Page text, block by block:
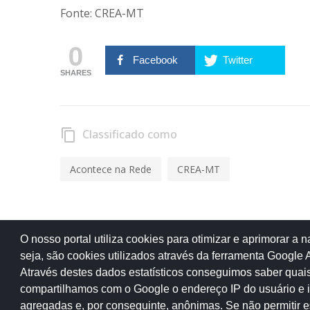
Fonte: CREA-MT
0
SHARES
Facebook Twitter
content_copy Classificado como
Acontece na Rede CREA-MT
Anterior
Lançado pelo TCE-RO e-book com artigos inéditos selecionados em concurso
O nosso portal utiliza cookies para otimizar e aprimorar a
seja, são cookies utilizados através da ferramenta
Através destes dados estatísticos conseguimos saber
compartilhamos com o Google o endereço IP do usuário
agregadas e, por conseguinte, anônimas. Se não permitir